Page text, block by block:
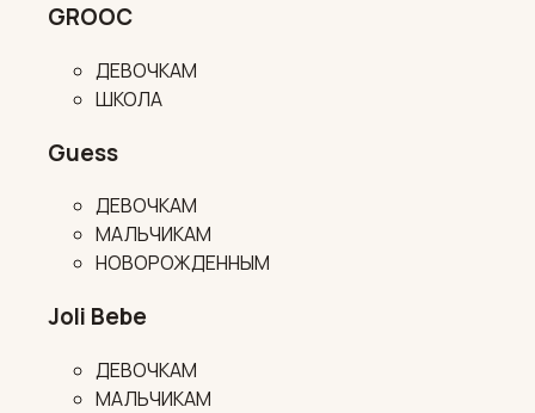
GROOC
ДЕВОЧКАМ
ШКОЛА
Guess
ДЕВОЧКАМ
МАЛЬЧИКАМ
НОВОРОЖДЕННЫМ
Joli Bebe
ДЕВОЧКАМ
МАЛЬЧИКАМ